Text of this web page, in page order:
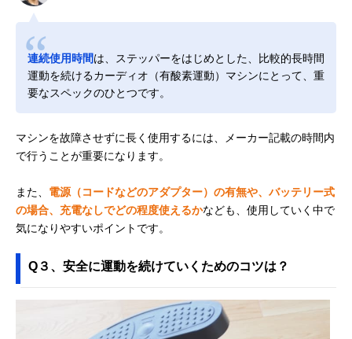
連続使用時間は、ステッパーをはじめとした、比較的長時間
運動を続けるカーディオ（有酸素運動）マシンにとって、重
要なスペックのひとつです。
マシンを故障させずに長く使用するには、メーカー記載の時間内
で行うことが重要になります。
また、 電源（コードなどのアダプター）の有無や、バッテリー式
の場合、充電なしでどの程度使えるかなども、使用していく中で
気になりやすいポイントです。
Q３、安全に運動を続けていくためのコツは？